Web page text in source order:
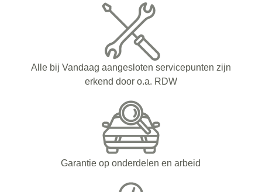
Alle bij Vandaag aangesloten servicepunten zijn
erkend door o.a. RDW
Garantie op onderdelen en arbeid